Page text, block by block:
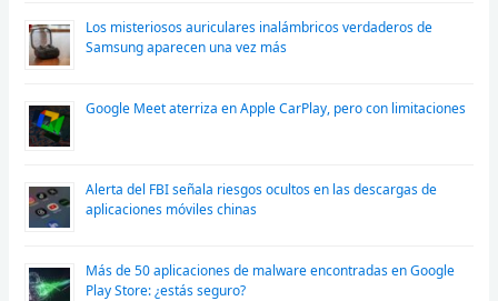
Los misteriosos auriculares inalámbricos verdaderos de
Samsung aparecen una vez más
Google Meet aterriza en Apple CarPlay, pero con limitaciones
Alerta del FBI señala riesgos ocultos en las descargas de
aplicaciones móviles chinas
Más de 50 aplicaciones de malware encontradas en Google
Play Store: ¿estás seguro?